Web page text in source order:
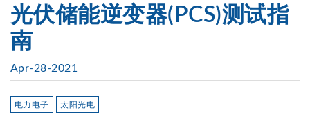
光伏储能逆变器(PCS)测试指
南
Apr-28-2021
电力电子 太阳光电